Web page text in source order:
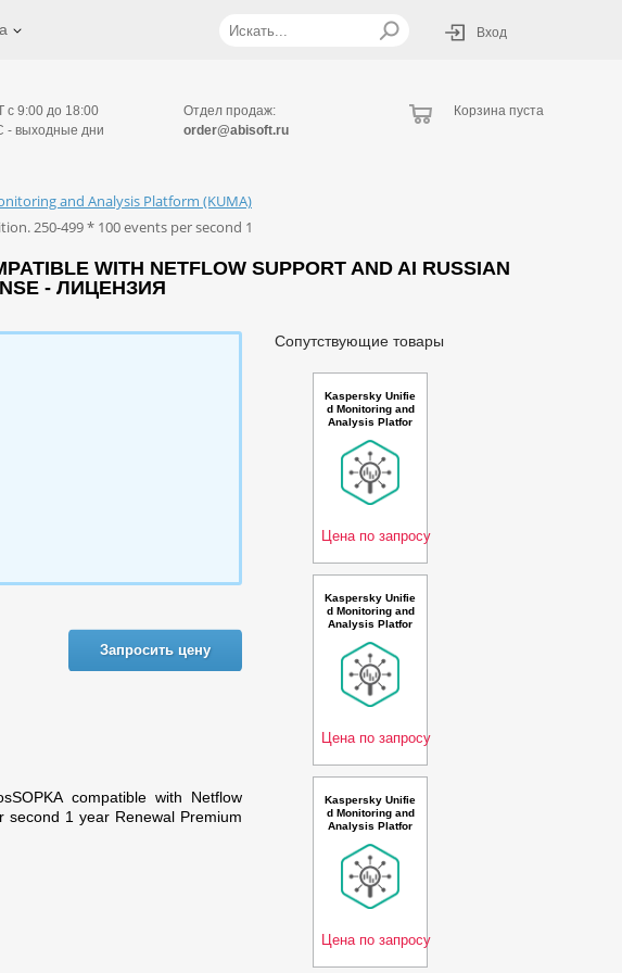
Вход
с 9:00 до 18:00
- выходные дни
Отдел продаж:
order@abisoft.ru
Корзина пуста
and Analysis Platform (KUMA)
250-499 * 100 events per second 1
WITH NETFLOW SUPPORT AND AI RUSSIAN
- ЛИЦЕНЗИЯ
Запросить цену
compatible with Netflow
1 year Renewal Premium
Сопутствующие товары
Kaspersky Unifie
d Monitoring and
Analysis Platfor
upport, TI and AI
Russian Edition.
5-9 * 100 events
per second 3 ye
ar Cross-grade L
Цена по запросу
Kaspersky Unifie
d Monitoring and
Analysis Platfor
mpatible with Net
flow support Rus
sian Edition. 100
0-1499 * 100 eve
nts per second 2
Цена по запросу
Kaspersky Unifie
d Monitoring and
Analysis Platfor
mpatible with Net
flow, TI and AI R
ussian Edition. 5
-9 * 100 events p
er second 2 year
Цена по запросу